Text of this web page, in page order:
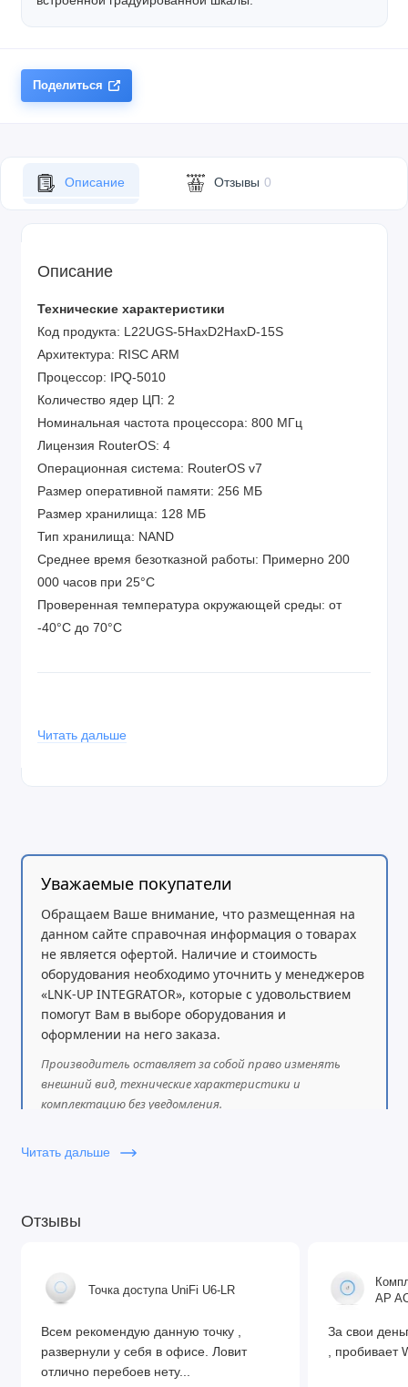
Поделиться
Описание Отзывы 0
Описание
Технические характеристики
Код продукта: L22UGS-5HaxD2HaxD-15S
Архитектура: RISC ARM
Процессор: IPQ-5010
Количество ядер ЦП: 2
Номинальная частота процессора: 800 МГц
Лицензия RouterOS: 4
Операционная система: RouterOS v7
Размер оперативной памяти: 256 МБ
Размер хранилища: 128 МБ
Тип хранилища: NAND
Среднее время безотказной работы: Примерно 200
000 часов при 25°C
Проверенная температура окружающей среды: от
-40°С до 70°С
Количество входов постоянного тока: 2 (разъем
Входное напряжение разъема постоянного тока: 12–
Максимальное энергопотребление без насадок: 11 Вт
PoE in: Пассивное PoE
Входное напряжение PoE: 18–28 В
Характеристики беспроводной связи – 2,4 ГГц
Максимальная скорость: 574 Мбит/с
Количество цепей: 2
Стандарты: 802.11b/g/n/ax
Коэффициент усиления антенны: 12 дБи
Поколение Wi-Fi: Wi-Fi 6
Количество цепей: 2
Стандарты: 802.11a/n/ac/ax
Коэффициент усиления антенны: 15 дБи
Модель чипа: QCN-6102
Поколение Wi-Fi: Wi-Fi 6
Читать дальше
Уважаемые покупатели
Обращаем Ваше внимание, что размещенная на
данном сайте справочная информация о товарах
не является офертой. Наличие и стоимость
оборудования необходимо уточнить у менеджеров
«LNK-UP INTEGRATOR», которые с удовольствием
помогут Вам в выборе оборудования и
оформлении на него заказа.
Производитель оставляет за собой право изменять
внешний вид, технические характеристики и
комплектацию без уведомления.
Читать дальше
Отзывы
Точка доступа UniFi U6-LR
Всем рекомендую данную точку ,
развернули у себя в офисе. Ловит
отлично перебоев нету...
AP
За свои
, пробивает